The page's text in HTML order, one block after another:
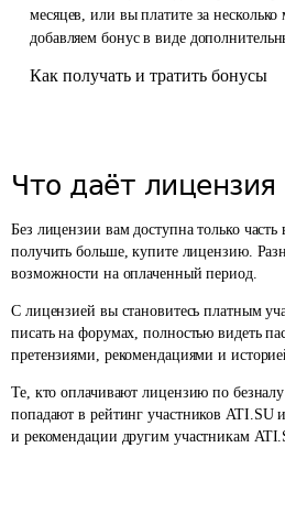
месяцев, или вы платите за несколько
добавляем бонус в виде
Как получать и тратить бонусы
Что даёт лицензия
Без лицензии вам доступна только
получить больше, купите лицензию.
возможности на оплаченный период.
С лицензией вы становитесь платным
писатьна форумах, полностью видеть
претензиями, рекомендациями и
Те, кто оплачивают лицензию по
попадают в рейтинг участников ATI.SU
и рекомендации другим участникам